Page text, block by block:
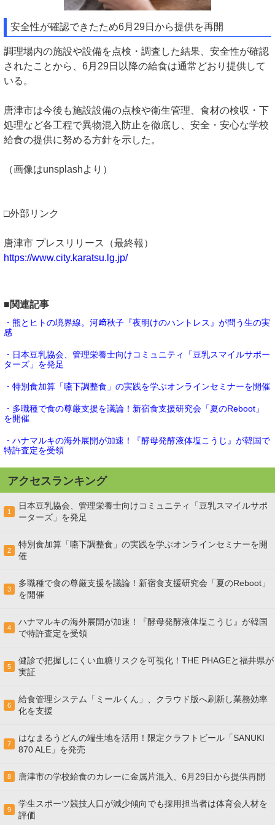
安全性が確認できたため6月29日から提供を再開
調理場内の施設や設備を点検・調査した結果、安全性が確認
されたことから、6月29日以降の給食は通常どおり提供して
いる。
唐津市は今後も施設設備の点検や衛生管理、食材の検収・下
処理など各工程で異物混入防止を徹底し、安全・安心な学校
給食の提供に努める方針を示した。
（画像はunsplashより）
□外部リンク
唐津市 プレスリリース（最終報）
https://www.city.karatsu.lg.jp/
■関連記事
・熊とヒトの境界線。河﨑秋子『夜明けのハントレス』が問う生の実
感
・日本豆乳協会、管理栄養士向けコミュニティ「豆乳スマイルサポー
ターズ」を発足
・特別食加算「嚥下調整食」の実践を学ぶオンラインセミナーを開催
・多職種で食の尊厳支援を議論！新宿食支援研究会「夏のReboot」
を開催
・ハナマルキの海外展開が加速！『酵母発酵液体塩こうじ』が韓国で
特許査定を受領
アクセスランキング
1
日本豆乳協会、管理栄養士向けコミュニティ「豆乳スマイルサポ
ーターズ」を発足
2
特別食加算「嚥下調整食」の実践を学ぶオンラインセミナーを開
催
3
多職種で食の尊厳支援を議論！新宿食支援研究会「夏のReboot」
を開催
4
ハナマルキの海外展開が加速！『酵母発酵液体塩こうじ』が韓国
で特許査定を受領
5
健診で把握しにくい血糖リスクを可視化！THE PHAGEと福井県が
実証
6
給食管理システム「ミールくん」、クラウド版へ刷新し業務効率
化を支援
7
はなまるうどんの端生地を活用！限定クラフトビール「SANUKI
870 ALE」を発売
8 唐津市の学校給食のカレーに金属片混入、6月29日から提供再開
9
学生スポーツ競技人口が減少傾向でも採用担当者は体育会人材を
評価